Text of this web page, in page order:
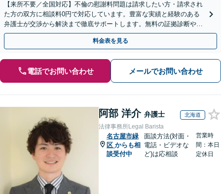
【来所不要／全国対応】不倫の慰謝料問題は請求したい方・請求され
た方の双方に相談料0円で対応しています。豊富な実績と経験のある
弁護士が交渉から解決まで徹底サポートします。無料の証拠診断や着
手金の返還保証もありますので安心してご相談ください。
料金表を見る
電話でお問い合わせ メールでお問い合わせ
阿部 洋介 弁護士 北海道
法律事務所Legal Barista
名古屋市緑
区 からも相
談受付中
面談方法(対面・
電話・ビデオな
ど)は応相談
営業時
間：本日
定休日